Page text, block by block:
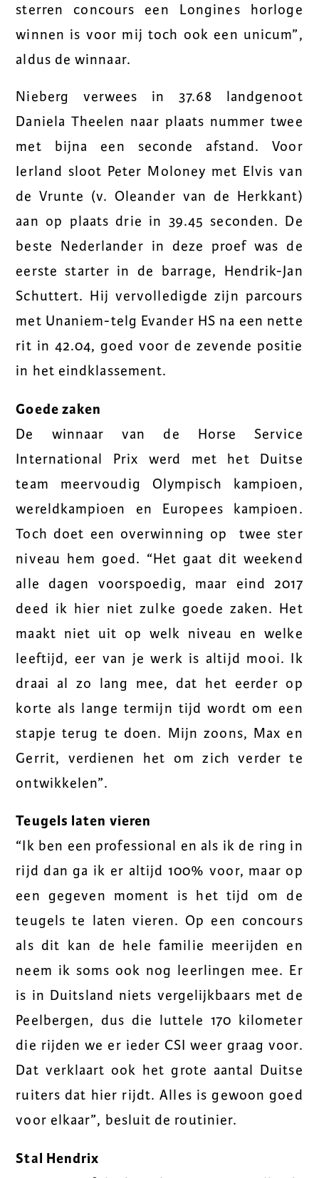
sterren concours een Longines horloge
winnen is voor mij toch ook een unicum”,
aldus de winnaar.
Nieberg verwees in 37.68 landgenoot
Daniela Theelen naar plaats nummer twee
met bijna een seconde afstand. Voor
Ierland sloot Peter Moloney met Elvis van
de Vrunte (v. Oleander van de Herkkant)
aan op plaats drie in 39.45 seconden. De
beste Nederlander in deze proef was de
eerste starter in de barrage, Hendrik-Jan
Schuttert. Hij vervolledigde zijn parcours
met Unaniem-telg Evander HS na een nette
rit in 42.04, goed voor de zevende positie
in het eindklassement.
Goede zaken
De winnaar van de Horse Service
International Prix werd met het Duitse
team meervoudig Olympisch kampioen,
wereldkampioen en Europees kampioen.
Toch doet een overwinning op twee ster
niveau hem goed. “Het gaat dit weekend
alle dagen voorspoedig, maar eind 2017
deed ik hier niet zulke goede zaken. Het
maakt niet uit op welk niveau en welke
leeftijd, eer van je werk is altijd mooi. Ik
draai al zo lang mee, dat het eerder op
korte als lange termijn tijd wordt om een
stapje terug te doen. Mijn zoons, Max en
Gerrit, verdienen het om zich verder te
ontwikkelen”.
Teugels laten vieren
“Ik ben een professional en als ik de ring in
rijd dan ga ik er altijd 100% voor, maar op
een gegeven moment is het tijd om de
teugels te laten vieren. Op een concours
als dit kan de hele familie meerijden en
neem ik soms ook nog leerlingen mee. Er
is in Duitsland niets vergelijkbaars met de
Peelbergen, dus die luttele 170 kilometer
die rijden we er ieder CSI weer graag voor.
Dat verklaart ook het grote aantal Duitse
ruiters dat hier rijdt. Alles is gewoon goed
voor elkaar”, besluit de routinier.
Stal Hendrix